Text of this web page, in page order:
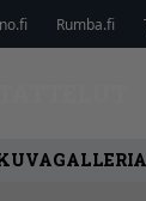
Rumba.fi